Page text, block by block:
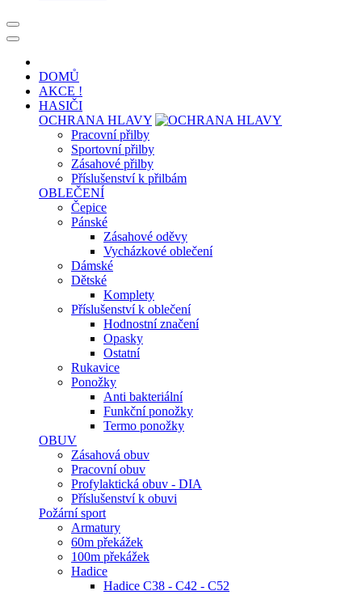
DOMŮ
AKCE !
HASIČI
OCHRANA HLAVY
Pracovní přilby
Sportovní přilby
Zásahové přilby
Příslušenství k přilbám
OBLEČENÍ
Čepice
Pánské
Zásahové oděvy
Vycházkové oblečení
Dámské
Dětské
Komplety
Příslušenství k oblečení
Hodnostní značení
Opasky
Ostatní
Rukavice
Ponožky
Anti bakteriální
Funkční ponožky
Termo ponožky
OBUV
Zásahová obuv
Pracovní obuv
Profylaktická obuv - DIA
Příslušenství k obuvi
Požární sport
Armatury
60m překážek
100m překážek
Hadice
Hadice C38 - C42 - C52